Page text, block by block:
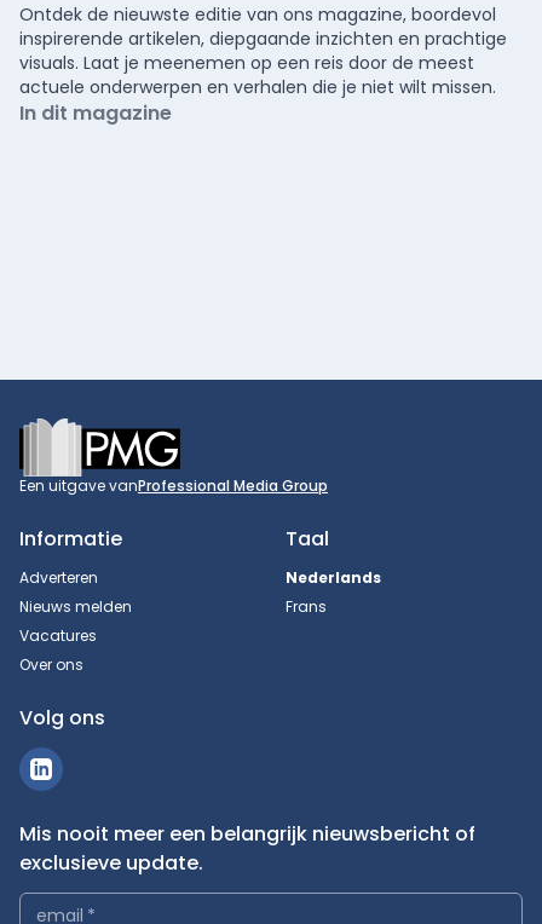
Ontdek de nieuwste editie van ons magazine, boordevol
inspirerende artikelen, diepgaande inzichten en prachtige
visuals. Laat je meenemen op een reis door de meest
actuele onderwerpen en verhalen die je niet wilt missen.
In dit magazine
Footer
Een uitgave vanProfessional Media Group
Informatie
Adverteren
Nieuws melden
Vacatures
Over ons
Taal
Nederlands
Frans
Volg ons
Mis nooit meer een belangrijk nieuwsbericht of
exclusieve update.
email *